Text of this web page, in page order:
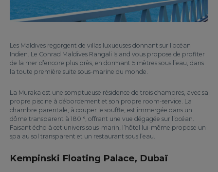
Les Maldives regorgent de villas luxueuses donnant sur l’océan
Indien. Le Conrad Maldives Rangali Island vous propose de profiter
de la mer d’encore plus près, en dormant 5 mètres sous l’eau, dans
la toute première suite sous-marine du monde.
La Muraka est une somptueuse résidence de trois chambres, avec sa
propre piscine à débordement et son propre room-service. La
chambre parentale, à couper le souffle, est immergée dans un
dôme transparent à 180 °, offrant une vue dégagée sur l’océan.
Faisant écho à cet univers sous-marin, l’hôtel lui-même propose un
spa au sol transparent et un restaurant sous l’eau.
Kempinski Floating Palace, Dubaï